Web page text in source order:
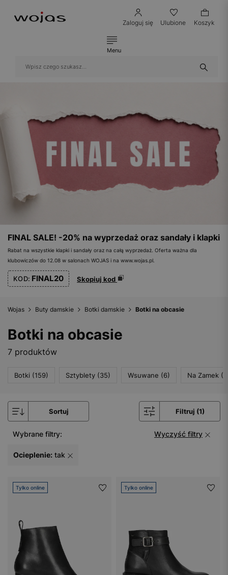
Zaloguj się Ulubione Koszyk
Menu
FINAL SALE! -20% na wyprzedaż oraz sandały i klapki
Rabat na wszystkie klapki i sandały oraz na całą wyprzedaż. Oferta ważna dla
klubowiczów do 12.08 w salonach WOJAS i na www.wojas.pl.
KOD: FINAL20 Skopiuj kod
Wojas Buty damskie Botki damskie Botki na obcasie
Botki na obcasie
7 produktów
Botki (159) Sztyblety (35) Wsuwane (6) Na Zamek
Sortuj Filtruj (1)
Wybrane filtry: Wyczyść filtry
Ocieplenie: tak
Tylko online Tylko online